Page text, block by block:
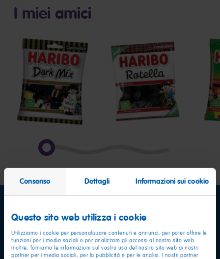
Consenso Dettagli Informazioni sui cookie
Questo sito web utilizza i cookie
Utilizziamo i cookie per personalizzare contenuti e annunci, per poter offrire le
funzioni per i media sociali e per analizzare gli accessi al nostro sito web.
Inoltre, forniamo le informazioni sul vostro uso del nostro sito web ai nostri
partner per i media sociali, per la pubblicità e per le analisi. I nostri partner
I miei amici
Dark
Mix
Rotella